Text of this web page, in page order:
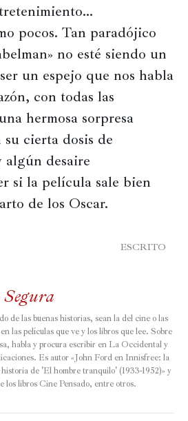
pocos. Tan paradójico
no esté siendo un
un espejo que nos habla
con todas las
hermosa sorpresa
cierta dosis de
desaire
si la película sale bien
de los Oscar.
de las buenas historias, sean la del cine o las
las películas que ve y los libros que lee. Sobre
habla y procura escribir en La Occidental y
Es autor «John Ford en Innisfree: la
de 'El hombre tranquilo' (1933-1952)» y
los libros Cine Pensado, entre otros.